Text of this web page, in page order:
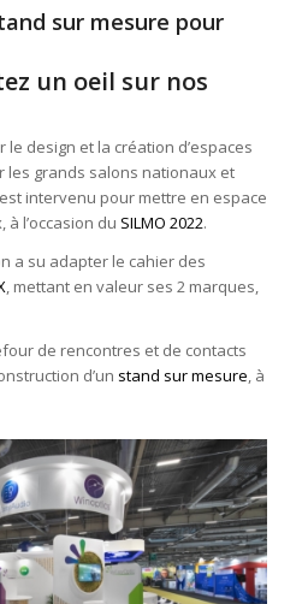
sur mesure pour
un oeil sur nos
design et la création d’espaces
les grands salons nationaux et
intervenu pour mettre en espace
l’occasion du SILMO 2022.
a su adapter le cahier des
, mettant en valeur ses 2 marques,
de rencontres et de contacts
d’un stand sur mesure, à